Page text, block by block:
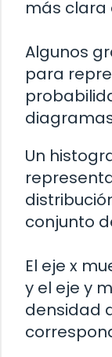
más clara
Algunos
para
Un
conjunto
El eje x
y el eje y
densidad